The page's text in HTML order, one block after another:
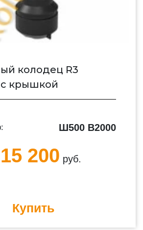
колодец R3
крышкой
Ш500 В2000
15 200 руб.
Купить